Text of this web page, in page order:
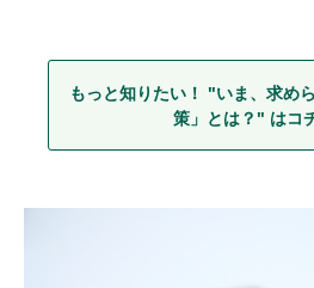
もっと知りたい！ "いま、求め
策」とは？" はコ